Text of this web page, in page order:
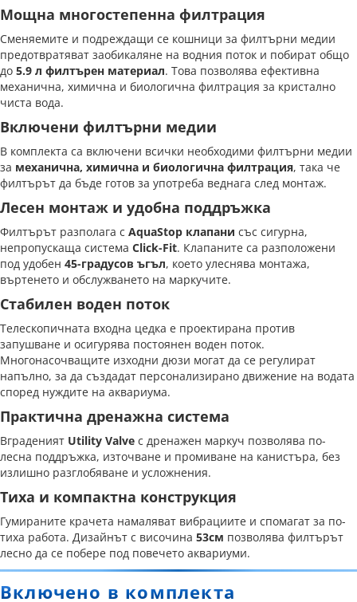
Мощна многостепенна филтрация
Сменяемите и подреждащи се кошници за филтърни медии
предотвратяват заобикаляне на водния поток и побират общо
до 5.9 л филтърен материал. Това позволява ефективна
механична, химична и биологична филтрация за кристално
чиста вода.
Включени филтърни медии
В комплекта са включени всички необходими филтърни медии
за механична, химична и биологична филтрация, така че
филтърът да бъде готов за употреба веднага след монтаж.
Лесен монтаж и удобна поддръжка
Филтърът разполага с AquaStop клапани със сигурна,
непропускаща система Click-Fit. Клапаните са разположени
под удобен 45-градусов ъгъл, което улеснява монтажа,
въртенето и обслужването на маркучите.
Стабилен воден поток
Телескопичната входна цедка е проектирана против
запушване и осигурява постоянен воден поток.
Многонасочващите изходни дюзи могат да се регулират
напълно, за да създадат персонализирано движение на водата
според нуждите на аквариума.
Практична дренажна система
Вграденият Utility Valve с дренажен маркуч позволява по-
лесна поддръжка, източване и промиване на канистъра, без
излишно разглобяване и усложнения.
Тиха и компактна конструкция
Гумираните крачета намаляват вибрациите и спомагат за по-
тиха работа. Дизайнът с височина 53см позволява филтърът
лесно да се побере под повечето аквариуми.
Включено в комплекта